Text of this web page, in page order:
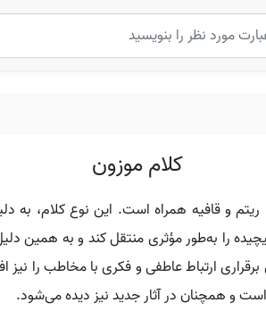
کلام موزون
و قافیه همراه است. این نوع کلام، به
را به‌طور مؤثری منتقل کند و به همین
برقراری ارتباط عاطفی و فکری با مخاطب را
و همچنان در آثار جدید نیز دیده می‌شود.